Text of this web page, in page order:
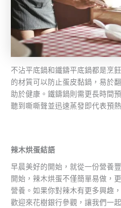
不沾平底鍋和鐵鑄平底鍋都是烹
的材質可以防止蛋皮黏鍋，易於
助於健康。鐵鑄鍋則需更長時間
聽到嘶嘶聲並迅速蒸發即代表預
辣木烘蛋結語
早晨美好的開始，就從一份營養
開始，辣木烘蛋不僅簡單易做，
營養。如果你對辣木有更多興趣
歡迎來花樹銀行參觀，讓我們一